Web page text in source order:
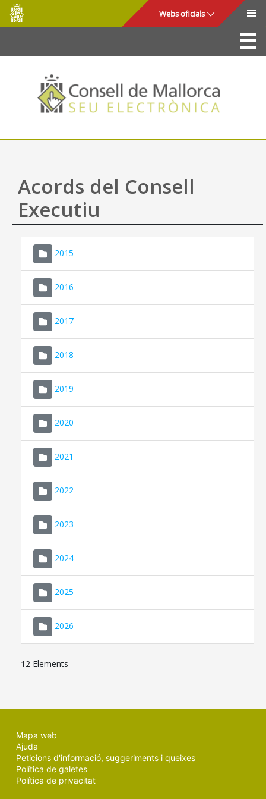
Salta al contingut principal
Consell
de
Mallorca
Webs oficials
La Seu
Consell de Mallorca
Accés i seguretat
Utilitats
Ajuda
Acords del Consell
Executiu
2015
2016
2017
2018
2019
2020
2021
2022
2023
2024
2025
2026
12 Elements
Mapa web
Ajuda
Peticions d'informació, suggeriments i queixes
Política de galetes
Política de privacitat